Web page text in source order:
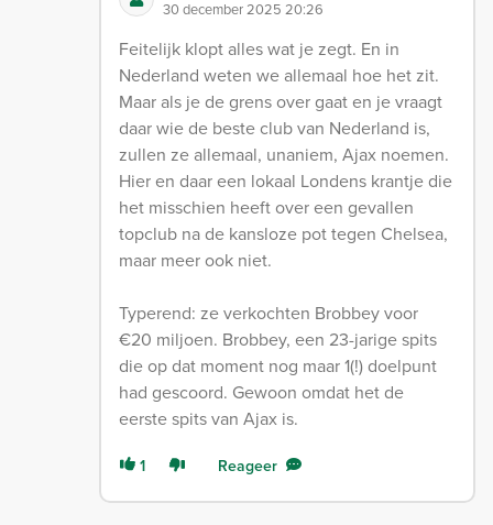
30 december 2025 20:26
Feitelijk klopt alles wat je zegt. En in
Nederland weten we allemaal hoe het zit.
Maar als je de grens over gaat en je vraagt
daar wie de beste club van Nederland is,
zullen ze allemaal, unaniem, Ajax noemen.
Hier en daar een lokaal Londens krantje die
het misschien heeft over een gevallen
topclub na de kansloze pot tegen Chelsea,
maar meer ook niet.
Typerend: ze verkochten Brobbey voor
€20 miljoen. Brobbey, een 23-jarige spits
die op dat moment nog maar 1(!) doelpunt
had gescoord. Gewoon omdat het de
eerste spits van Ajax is.
1 Reageer